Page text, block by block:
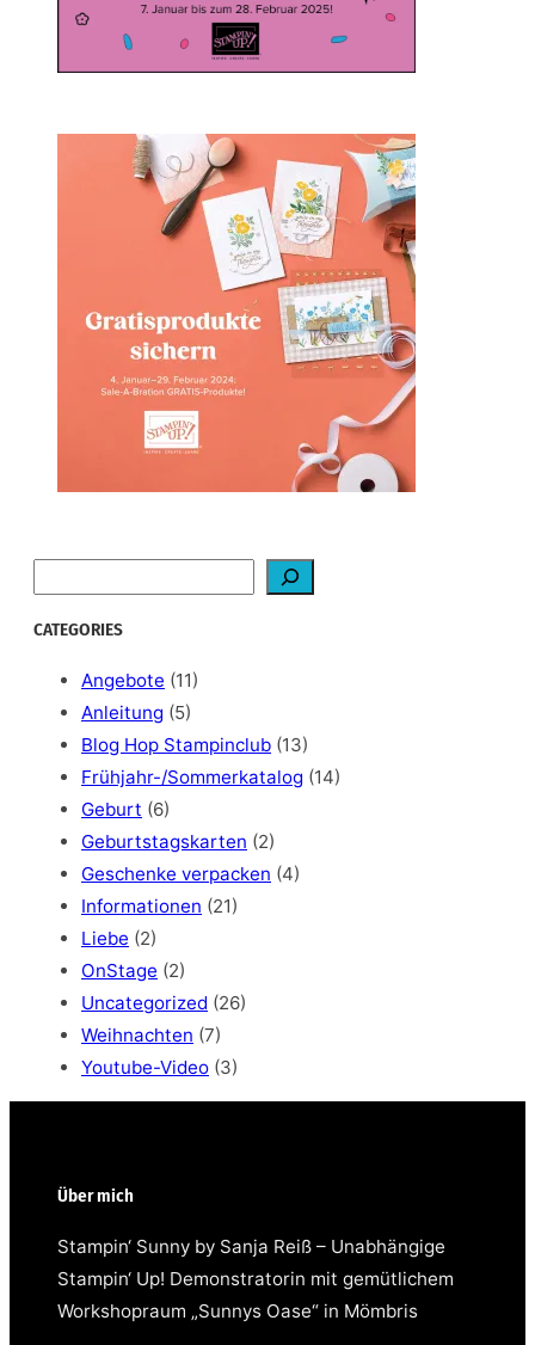
Sale-a-bration 2024 bei
Stampin‘ Up!
1. Februar 2024
e
a
CATEGORIES
Angebote (11)
Anleitung (5)
Blog Hop Stampinclub (13)
Frühjahr-/Sommerkatalog (14)
Geburt (6)
Geburtstagskarten (2)
Geschenke verpacken (4)
Informationen (21)
Liebe (2)
OnStage (2)
Uncategorized (26)
Weihnachten (7)
Youtube-Video (3)
Über mich
Stampin‘ Sunny by Sanja Reiß – Unabhängige
Stampin‘ Up! Demonstratorin mit gemütlichem
Workshopraum „Sunnys Oase“ in Mömbris